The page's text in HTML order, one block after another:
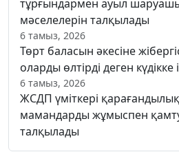
тұрғындармен ауыл
мәселелерін талқылады
6 тамыз, 2026
Төрт баласын әкесіне
оларды өлтірді деген күдікке
6 тамыз, 2026
ЖСДП үміткері
мамандарды жұмыспен
талқылады